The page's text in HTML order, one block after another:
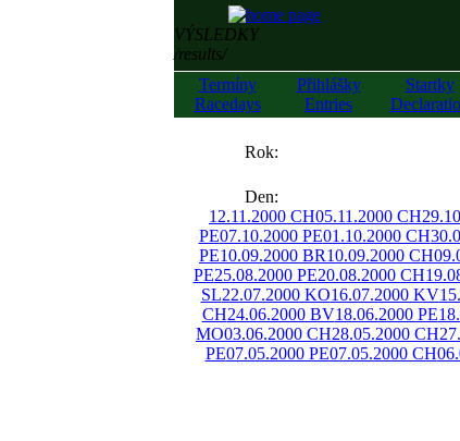
VÝSLEDKY
/results/
Termíny
Racedays
Přihlášky
Entries
Startky
Rok:
Den:
12.11.2000 CH05.11.2000 CH
PE07.10.2000 PE01.10.2000 CH
PE10.09.2000 BR10.09.2000 CH
PE25.08.2000 PE20.08.2000 CH
SL22.07.2000 KO16.07.2000 KV
CH24.06.2000 BV18.06.2000 PE
MO03.06.2000 CH28.05.2000 CH
PE07.05.2000 PE07.05.2000 CH